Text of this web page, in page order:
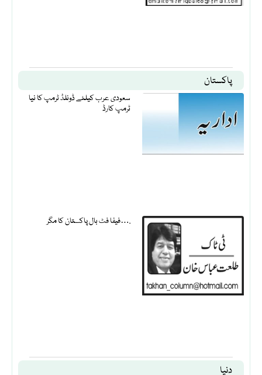
پاکستان
سعودی عرب کیلئے ڈونلڈ ٹرمپ کا نیا
ٹرمپ کارڈ
فیفا فٹ بال پاکستان کا مگر….
دنیا